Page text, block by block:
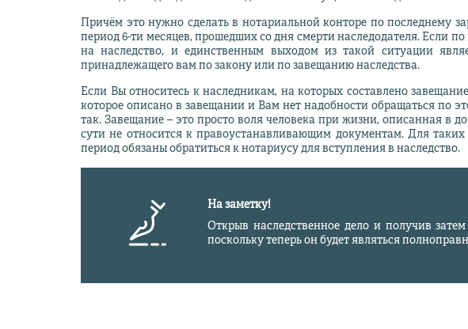
Причём это нужно сделать в нотариальной конторе по последнему
период 6-ти месяцев, прошедших со дня смерти наследодателя. Если
на наследство, и единственным выходом из такой ситуации
принадлежащего вам по закону или по завещанию наследства.
Если Вы относитесь к наследникам, на которых составлено
которое описано в завещании и Вам нет надобности обращаться по
так. Завещание – это просто воля человека при жизни, описанная в
сути не относится к правоустанавливающим документам. Для
период обязаны обратиться к нотариусу для вступления в наследство.
На заметку!
Открыв наследственное дело и получив
поскольку теперь он будет являться